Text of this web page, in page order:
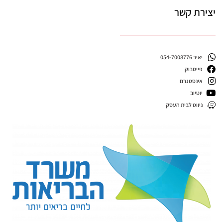
יצירת קשר
יאיר 054-7008776
פייסבוק
אינסטגרם
יוטיוב
ניווט לבית העסק